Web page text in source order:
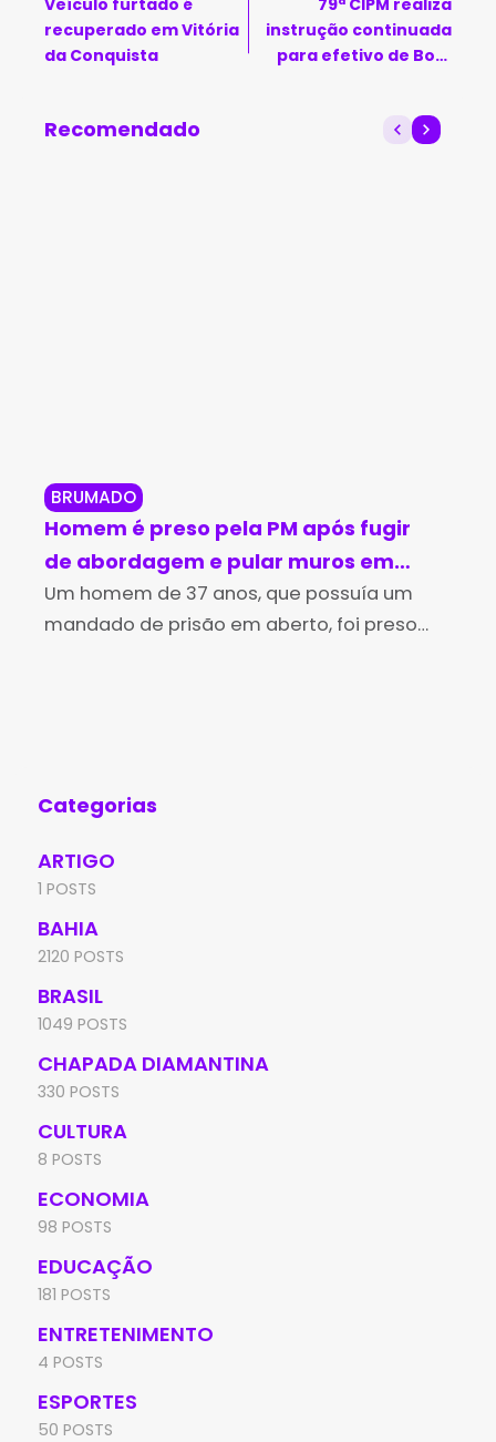
Veículo furtado é
recuperado em Vitória
da Conquista
79ª CIPM realiza
instrução continuada
para efetivo de Bom
Recomendado
BRUMADO
Homem é preso pela PM após fugir
de abordagem e pular muros em
Brumado
Um homem de 37 anos, que possuía um
mandado de prisão em aberto, foi preso
Categorias
ARTIGO
1 POSTS
BAHIA
2120 POSTS
BRASIL
1049 POSTS
CHAPADA DIAMANTINA
330 POSTS
CULTURA
8 POSTS
ECONOMIA
98 POSTS
EDUCAÇÃO
181 POSTS
ENTRETENIMENTO
4 POSTS
ESPORTES
50 POSTS